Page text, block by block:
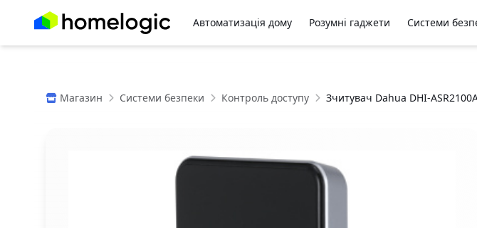
Автоматизація дому Розумні гаджети Системи
Магазин Системи безпеки Контроль доступу Зчитувач Dahua DHI-